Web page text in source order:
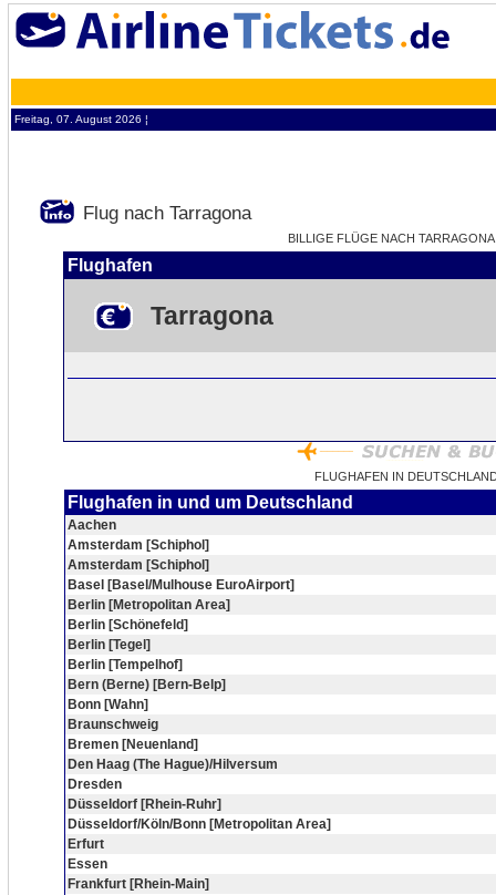
Freitag, 07. August 2026 ¦
Flug nach Tarragona
BILLIGE FLÜGE NACH
Flughafen
Tarragona
FLUGHAFEN IN
Flughafen in und um Deutschland
Aachen
Amsterdam [Schiphol]
Amsterdam [Schiphol]
Basel [Basel/Mulhouse EuroAirport]
Berlin [Metropolitan Area]
Berlin [Schönefeld]
Berlin [Tegel]
Berlin [Tempelhof]
Bern (Berne) [Bern-Belp]
Bonn [Wahn]
Braunschweig
Bremen [Neuenland]
Den Haag (The Hague)/Hilversum
Dresden
Düsseldorf [Rhein-Ruhr]
Düsseldorf/Köln/Bonn [Metropolitan Area]
Erfurt
Essen
Frankfurt [Rhein-Main]